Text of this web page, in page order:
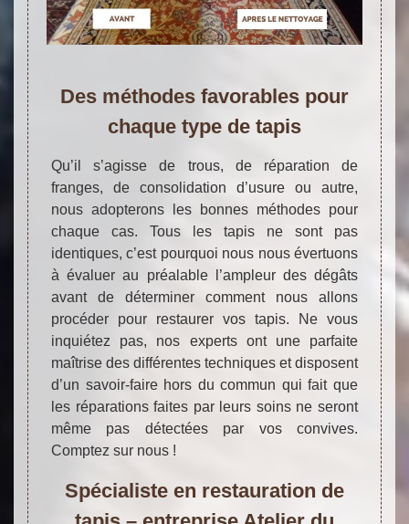
Des méthodes favorables pour
chaque type de tapis
Qu’il s’agisse de trous, de réparation de
franges, de consolidation d’usure ou autre,
nous adopterons les bonnes méthodes pour
chaque cas. Tous les tapis ne sont pas
identiques, c’est pourquoi nous nous évertuons
à évaluer au préalable l’ampleur des dégâts
avant de déterminer comment nous allons
procéder pour restaurer vos tapis. Ne vous
inquiétez pas, nos experts ont une parfaite
maîtrise des différentes techniques et disposent
d’un savoir-faire hors du commun qui fait que
les réparations faites par leurs soins ne seront
même pas détectées par vos convives.
Comptez sur nous !
Spécialiste en restauration de